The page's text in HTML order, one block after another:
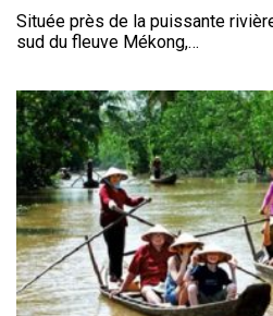
Située près de la puissante
sud du fleuve Mékong,…